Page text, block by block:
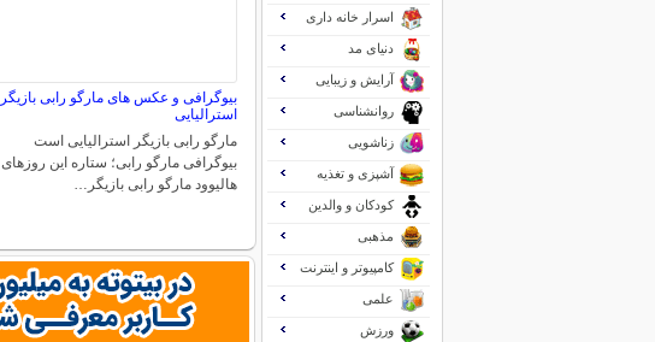
بیوگرافی و عکس های مارگو رابی بازیگر
استرالیایی
مارگو رابی بازیگر استرالیایی است
بیوگرافی مارگو رابی؛ ستاره این روزهای
هالیوود مارگو رابی بازیگر…
اسرار خانه داری
دنیای مد
آرایش و زیبایی
روانشناسی
زناشویی
آشپزی و تغذیه
کودکان و والدین
مذهبی
کامپیوتر و اینترنت
علمی
ورزش